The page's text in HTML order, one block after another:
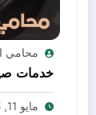
محامي
خدمات
مايو 11, 2025